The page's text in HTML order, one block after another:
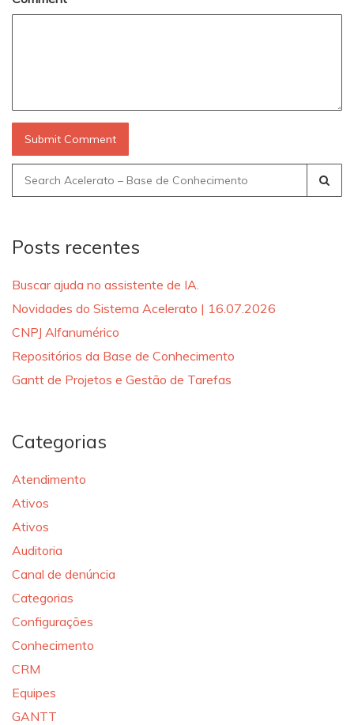
Search
for:
Posts recentes
Buscar ajuda no assistente de IA.
Novidades do Sistema Acelerato | 16.07.2026
CNPJ Alfanumérico
Repositórios da Base de Conhecimento
Gantt de Projetos e Gestão de Tarefas
Categorias
Atendimento
Ativos
Ativos
Auditoria
Canal de denúncia
Categorias
Configurações
Conhecimento
CRM
Equipes
GANTT